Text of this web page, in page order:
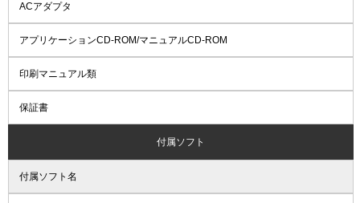
ACアダプタ
アプリケーションCD-ROM/マニュアルCD-ROM
印刷マニュアル類
保証書
付属ソフト
付属ソフト名